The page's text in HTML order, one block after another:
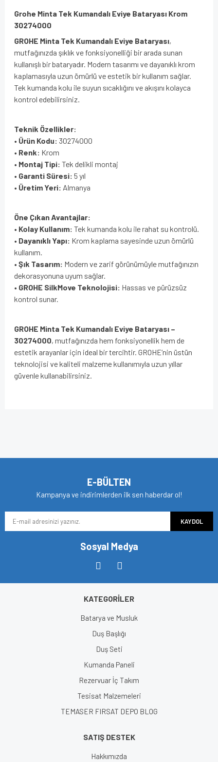
Grohe Minta Tek Kumandalı Eviye Bataryası Krom
30274000
GROHE Minta Tek Kumandalı Eviye Bataryası,
mutfağınızda şıklık ve fonksiyonelliği bir arada sunan
kullanışlı bir bataryadır. Modern tasarımı ve dayanıklı krom
kaplamasıyla uzun ömürlü ve estetik bir kullanım sağlar.
Tek kumanda kolu ile suyun sıcaklığını ve akışını kolayca
kontrol edebilirsiniz.
Teknik Özellikler:
• Ürün Kodu: 30274000
• Renk: Krom
• Montaj Tipi: Tek delikli montaj
• Garanti Süresi: 5 yıl
• Üretim Yeri: Almanya
Öne Çıkan Avantajlar:
• Kolay Kullanım: Tek kumanda kolu ile rahat su kontrolü.
• Dayanıklı Yapı: Krom kaplama sayesinde uzun ömürlü
kullanım.
• Şık Tasarım: Modern ve zarif görünümüyle mutfağınızın
dekorasyonuna uyum sağlar.
• GROHE SilkMove Teknolojisi: Hassas ve pürüzsüz
kontrol sunar.
GROHE Minta Tek Kumandalı Eviye Bataryası –
30274000, mutfağınızda hem fonksiyonellik hem de
estetik arayanlar için ideal bir tercihtir. GROHE’nin üstün
teknolojisi ve kaliteli malzeme kullanımıyla uzun yıllar
güvenle kullanabilirsiniz.
Ürün resmi kalitesiz, bozuk veya görüntülenemiyor.
Ürün açıklamasında eksik bilgiler bulunuyor.
Ürün fiyatı diğer sitelerden daha pahalı.
E-BÜLTEN
Kampanya ve indirimlerden ilk sen haberdar ol!
KAYDOL
Sosyal Medya
KATEGORİLER
Batarya ve Musluk
Duş Başlığı
Duş Seti
Kumanda Paneli
Rezervuar İç Takım
Tesisat Malzemeleri
TEMASER FIRSAT DEPO BLOG
SATIŞ DESTEK
Hakkımızda